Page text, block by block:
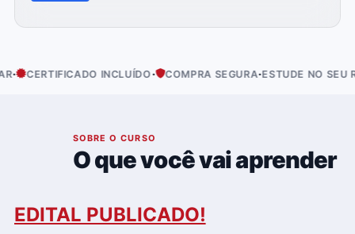
INCLUÍDO· COMPRA SEGURA ·ESTUDE NO SEU RITMO·
SOBRE O CURSO
O que você vai aprender
EDITAL PUBLICADO!